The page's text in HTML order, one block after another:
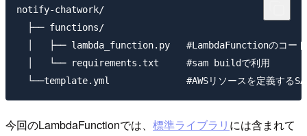
notify-chatwork/
  ├── functions/
  │   ├── lambda_function.py   #LambdaFunctionのコード
  │   └── requirements.txt     #sam buildで利用
今回のLambdaFunctionでは、 標準ライブラリ には含まれて